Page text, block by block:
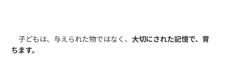
子どもは、与えられた物ではなく、 大切にされた記憶で、育
ちます。